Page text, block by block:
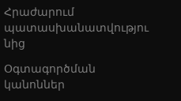
Հրաժարում
պատասխանատվությու
նից
Օգտագործման
կանոններ